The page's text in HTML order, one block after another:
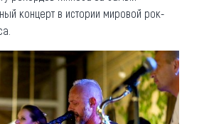
концерт в истории мировой рок-